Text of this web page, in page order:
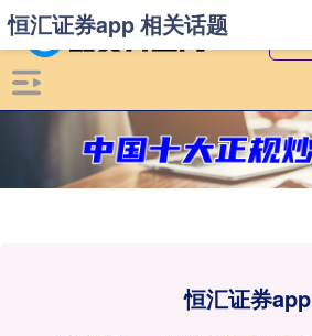
恒汇证券app
恒汇证券app 相关话题